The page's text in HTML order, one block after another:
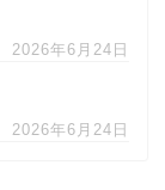
2026年6月24日
2026年6月24日